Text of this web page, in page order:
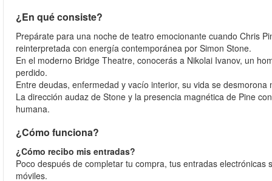
¿En qué consiste?
Prepárate para una noche de teatro emocionante cuando Chris
reinterpretada con energía contemporánea por Simon Stone.
En el moderno Bridge Theatre, conocerás a Nikolai Ivanov, un
perdido.
Entre deudas, enfermedad y vacío interior, su vida se
La dirección audaz de Stone y la presencia magnética de Pine
humana.
¿Cómo funciona?
¿Cómo recibo mis entradas?
Poco después de completar tu compra, tus entradas
móviles.